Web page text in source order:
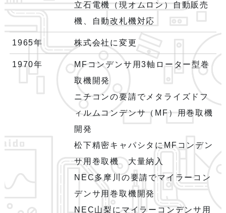
立石電機（現オムロン）自動販売
機、自動改札機対応
1965年 株式会社に変更
1970年
MFコンデンサ用3軸ローター型巻
取機開発
ニチコンの要請でメタライズドフ
ィルムコンデンサ（MF）用巻取機
開発
松下精密キャパシタにMFコンデン
サ用巻取機 大量納入
NEC多摩川の要請でマイラーコン
デンサ用巻取機開発
NEC山梨にマイラーコンデンサ用